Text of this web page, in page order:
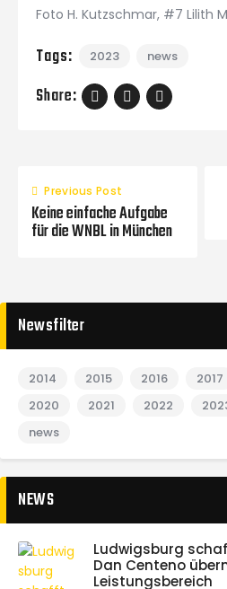
Foto H. Kutzschmar, #7 Lilith
Tags: 2023 news
Share:
Previous Post
Keine einfache Aufgabe
für die WNBL in München
Newsfilter
2014 2015 2016 2017
2020
2021 2022
news
NEWS
Ludwigsburg
Dan Centeno
Leistungsbereich